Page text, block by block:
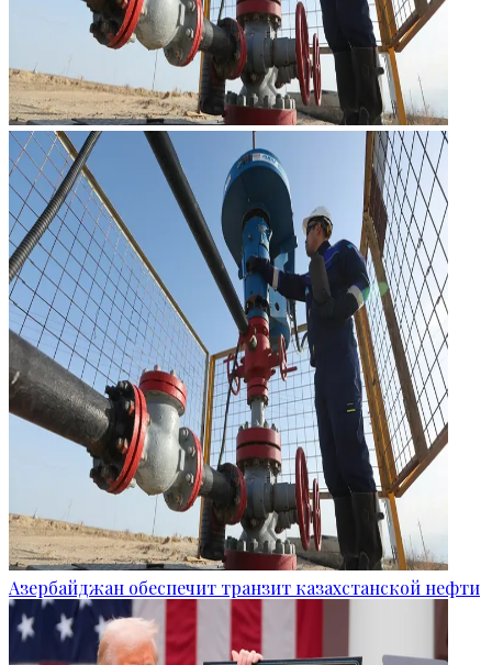
Азербайджан обеспечит транзит казахстанской нефти